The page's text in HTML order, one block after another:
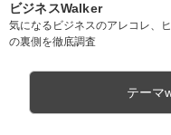
ビジネスWalker
気になるビジネスのアレコレ、
の裏側を徹底調査
テーマ